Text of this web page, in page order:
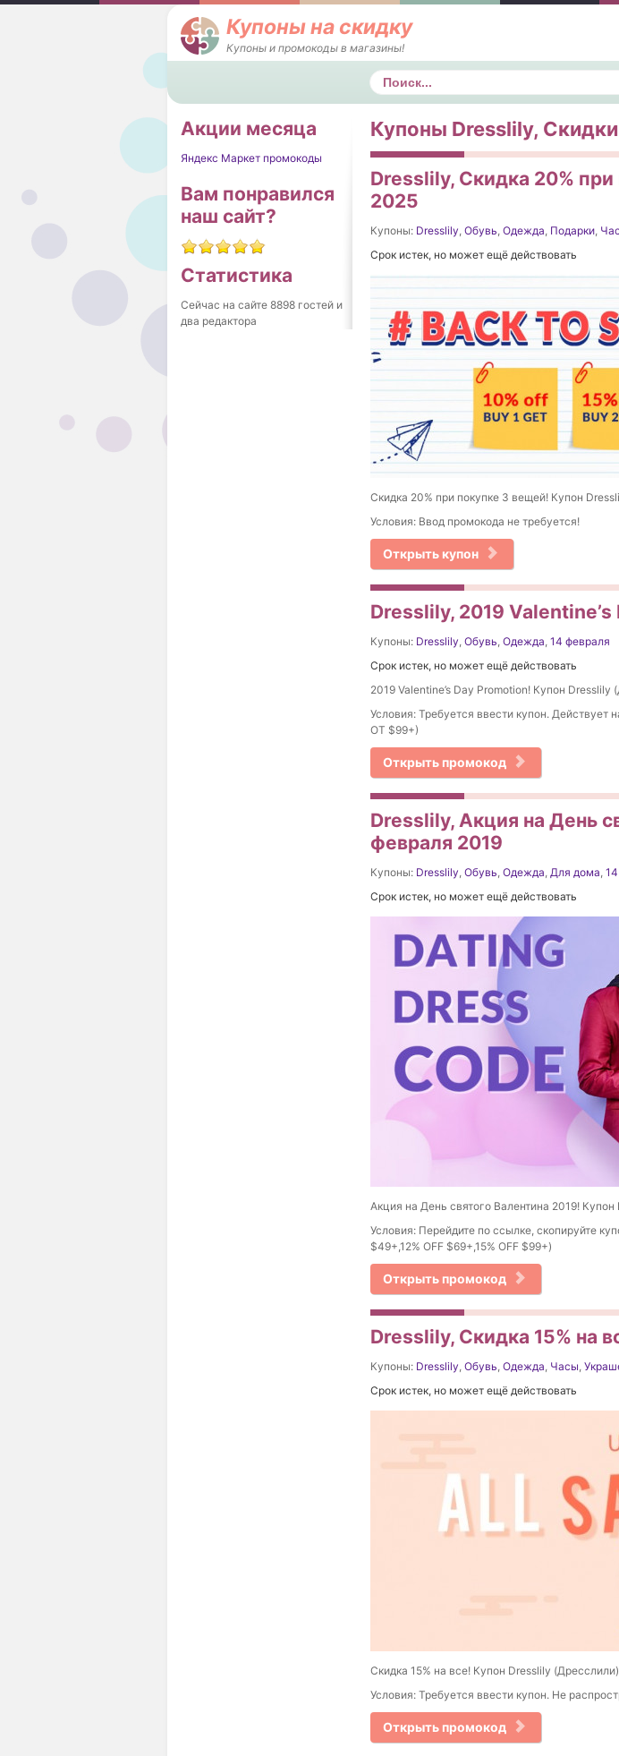
Купоны на скидку
Купоны и промокоды в магазины!
Поиск
Акции месяца
Яндекс Маркет промокоды
Вам понравился
наш сайт?
Статистика
Сейчас на сайте 8898 гостей и
два редактора
Купоны Dresslily,
Dresslily, Скидка 20%
2025
Купоны: Dresslily, Обувь, Одежда, Подарки,
Срок истек, но может ещё действовать
Скидка 20% при покупке 3 вещей! Купон
Условия: Ввод промокода не требуется!
Открыть купон
Dresslily, 2019
Купоны: Dresslily, Обувь, Одежда, 14 февраля
Срок истек, но может ещё действовать
2019 Valentine’s Day Promotion! Купон Dresslily
Условия: Требуется ввести купон. Действует
ОТ $99+)
Открыть промокод
Dresslily, Акция на День
февраля 2019
Купоны: Dresslily, Обувь, Одежда, Для дома,
Срок истек, но может ещё действовать
Акция на День святого Валентина 2019!
Условия: Перейдите по ссылке, скопируйте
$49+,12% OFF $69+,15% OFF $99+)
Открыть промокод
Dresslily, Скидка 15% на
Купоны: Dresslily, Обувь, Одежда, Часы,
Срок истек, но может ещё действовать
Скидка 15% на все! Купон Dresslily
Условия: Требуется ввести купон. Не
Открыть промокод